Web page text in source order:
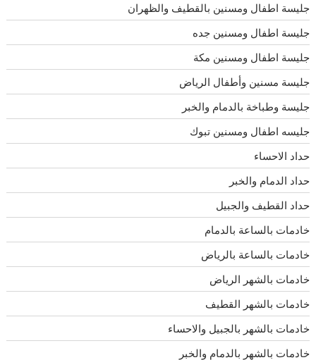
جليسة اطفال ومسنين بالقطيف والظهران
جليسة اطفال ومسنين جده
جليسة اطفال ومسنين مكة
جليسة مسنين وأطفال الرياض
جليسة وطباخة بالدمام والخبر
جليسه اطفال ومسنين تبوك
حداد الاحساء
حداد الدمام والخبر
حداد القطيف والجبيل
خادمات بالساعة بالدمام
خادمات بالساعة بالرياض
خادمات بالشهر الرياض
خادمات بالشهر القطيف
خادمات بالشهر بالجبيل والاحساء
خادمات بالشهر بالدمام والخبر